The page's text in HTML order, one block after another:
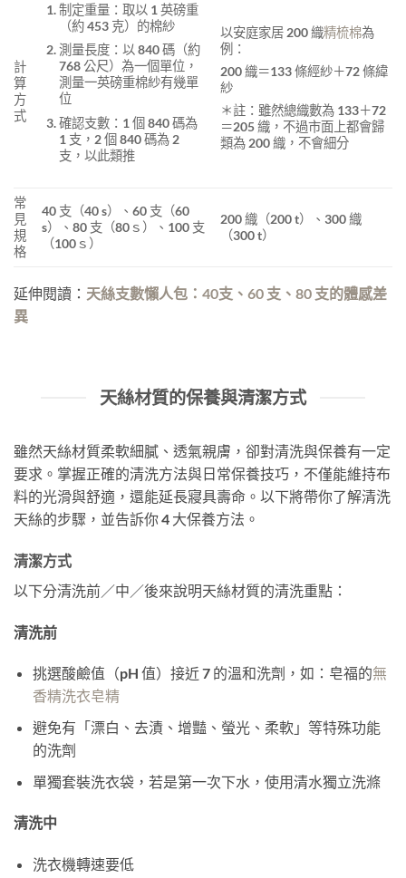
計
算
方
式
制定重量：取以 1 英磅重
（約 453 克）的棉紗
測量長度：以 840 碼（約
768 公尺）為一個單位，
測量一英磅重棉紗有幾單
位
確認支數：1 個 840 碼為
1 支，2 個 840 碼為 2
支，以此類推
以安庭家居 200 織精梳棉為
例：
200 織＝133 條經紗＋72 條緯
紗
＊註：雖然總織數為 133＋72
＝205 織，不過市面上都會歸
類為 200 織，不會細分
常
見
規
格
40 支（40 s）、60 支（60
s）、80 支（80ｓ）、100 支
（100ｓ）
200 織（200 t）、300 織
（300 t）
延伸閱讀： 天絲支數懶人包：40支、60 支、80 支的體感差
異
天絲材質的保養與清潔方式
雖然天絲材質柔軟細膩、透氣親膚，卻對清洗與保養有一定
要求。掌握正確的清洗方法與日常保養技巧，不僅能維持布
料的光滑與舒適，還能延長寢具壽命。以下將帶你了解清洗
天絲的步驟，並告訴你 4 大保養方法。
清潔方式
以下分清洗前／中／後來說明天絲材質的清洗重點：
清洗前
挑選酸鹼值（pH 值）接近 7 的溫和洗劑，如：皂福的無
香精洗衣皂精
避免有「漂白、去漬、增豔、螢光、柔軟」等特殊功能
的洗劑
單獨套裝洗衣袋，若是第一次下水，使用清水獨立洗滌
清洗中
洗衣機轉速要低